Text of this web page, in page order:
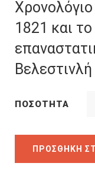
12.00€.
1821 και
Βελεστινλή
ΠΟΣΌΤΗΤΑ
ΠΡΟΣΘΉΚΗ